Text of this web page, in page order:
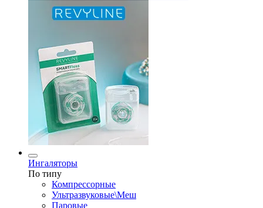
Ингаляторы
По типу
Компрессорные
Ультразвуковые\Меш
Паровые